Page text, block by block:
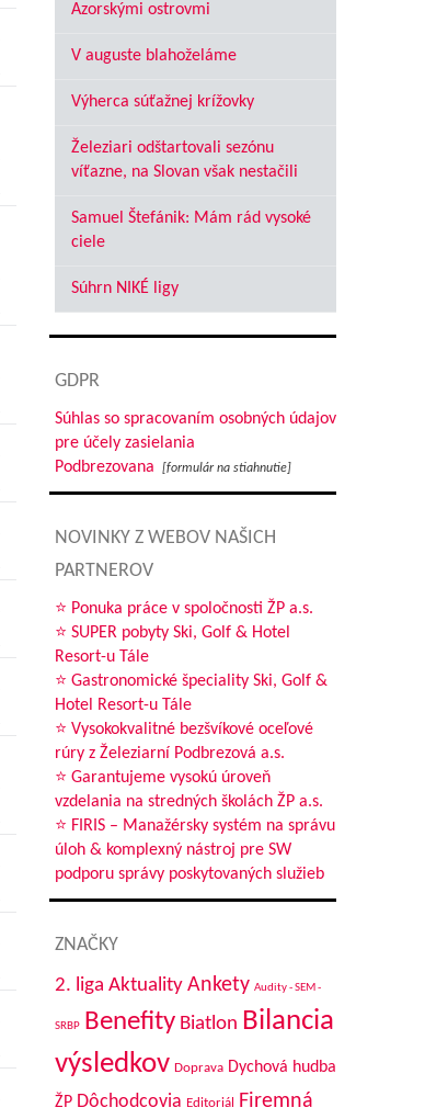
Azorskými ostrovmi
V auguste blahoželáme
Výherca súťažnej krížovky
Železiari odštartovali sezónu
víťazne, na Slovan však nestačili
Samuel Štefánik: Mám rád vysoké
ciele
Súhrn NIKÉ ligy
GDPR
Súhlas so spracovaním osobných údajov
pre účely zasielania
Podbrezovana
[formulár na stiahnutie]
NOVINKY Z WEBOV NAŠICH
PARTNEROV
⭐ Ponuka práce v spoločnosti ŽP a.s.
⭐ SUPER pobyty Ski, Golf & Hotel
Resort-u Tále
⭐ Gastronomické špeciality Ski, Golf &
Hotel Resort-u Tále
⭐ Vysokokvalitné bezšvíkové oceľové
rúry z Železiarní Podbrezová a.s.
⭐ Garantujeme vysokú úroveň
vzdelania na stredných školách ŽP a.s.
⭐ FIRIS – Manažérsky systém na správu
úloh & komplexný nástroj pre SW
podporu správy poskytovaných služieb
ZNAČKY
2. liga Aktuality Ankety Audity - SEM -
SRBP Benefity Biatlon Bilancia
výsledkov Doprava Dychová hudba
ŽP Dôchodcovia Editoriál
Firemná